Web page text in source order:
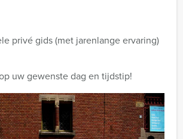
privé gids (met jarenlange ervaring)
uw gewenste dag en tijdstip!